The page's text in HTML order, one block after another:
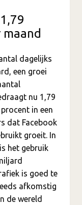
dagelijks
een groei
nu 1,79
in een
dat Facebook
groeit. In
het gebruik
is goed te
afkomstig
de wereld